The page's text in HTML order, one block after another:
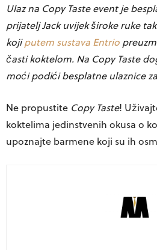
Ulaz na Copy Taste event je
prijatelj Jack uvijek široke ruke
kojiputem sustava Entrio
časti koktelom. Na Copy Taste
moći podići besplatne ulaznice
Ne propustite Copy Taste!
koktelima jedinstvenih okusa o
upoznajte barmene koji su ih